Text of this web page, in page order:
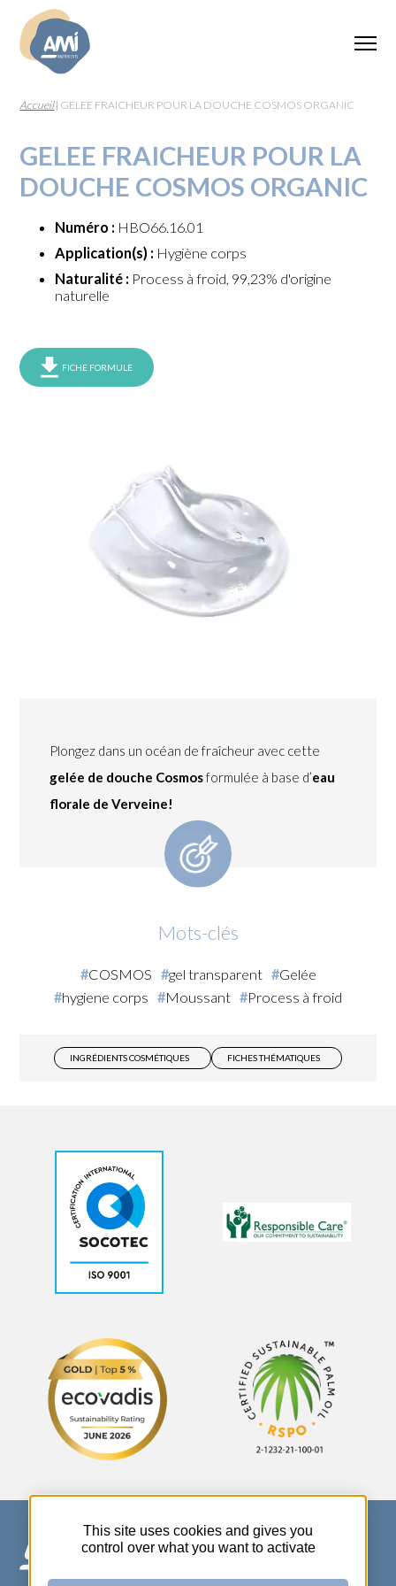
Accueil| GELEE FRAICHEUR POUR LA DOUCHE COSMOS ORGANIC
GELEE FRAICHEUR POUR LA
DOUCHE COSMOS ORGANIC
Numéro : HBO66.16.01
Application(s) : Hygiène corps
Naturalité : Process à froid, 99,23% d'origine
naturelle
FICHE FORMULE
Plongez dans un océan de fraîcheur avec cette
gelée de douche Cosmosformulée à base d’eau
florale de Verveine!
Mots-clés
COSMOS gel transparent
Gelée
hygiene corps
Moussant Process à froid
INGRÉDIENTS COSMÉTIQUES FICHES THÉMATIQUES
This site uses cookies and gives you
control over what you want to activate